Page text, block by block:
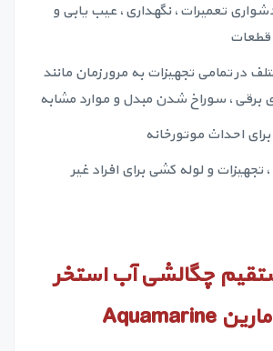
تعمیرات، نگهداری، عیب یابی و
در تمامی تجهیزات به مرور زمان مانند
برقی، سوراخ شدن مبدل و موارد مشابه
احداث موتورخانه
و لوله کشی برای افراد غیر
چگالشی آب استخر
Aquamarine